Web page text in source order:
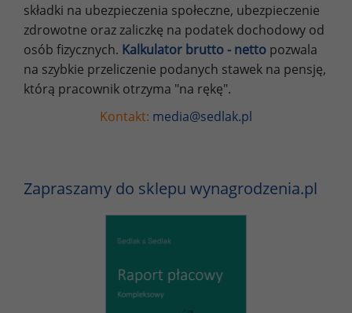
składki na ubezpieczenia społeczne, ubezpieczenie
zdrowotne oraz zaliczkę na podatek dochodowy od
osób fizycznych. Kalkulator brutto - netto pozwala
na szybkie przeliczenie podanych stawek na pensję,
którą pracownik otrzyma "na rękę".
Kontakt: media@sedlak.pl
Zapraszamy do sklepu wynagrodzenia.pl